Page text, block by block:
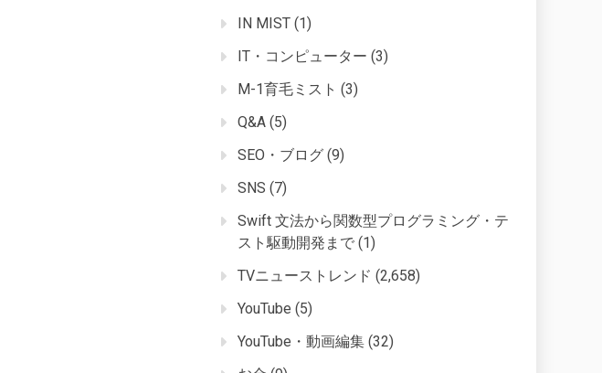
IN MIST (1)
IT・コンピューター (3)
M-1育毛ミスト (3)
Q&A (5)
SEO・ブログ (9)
SNS (7)
Swift 文法から関数型プログラミング・テ
スト駆動開発まで (1)
TVニューストレンド (2,658)
YouTube (5)
YouTube・動画編集 (32)